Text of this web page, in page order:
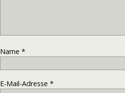
Name *
E-Mail-Adresse *